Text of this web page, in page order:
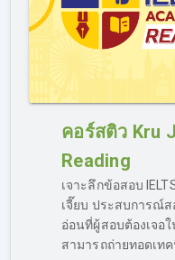
พื้นฐานอ่อนติว
อย่างที่ได้กล่าวไปในข้าง
เหมาะสำหรับผู้เรียนทุกร
คอร์ส Basic Grammar
จนจบครบเครื่องเรื่อง
เรียนเข้าใจหลักการ ไว
ข้อสอบในสนามจริงได้ แ
IELTS โดยเนื้อหาในส่ว
อดการเรียน IELTS
คอร์ส Grammar ที่ลิงค์นี้
คอร์สติว Kru
Reading
เจาะลึกข้อสอบ
เจี๊ยบ ประสบการณ์
อ่อนที่ผู้สอบต้องเจอใ
สามารถถ่ายทอดเท